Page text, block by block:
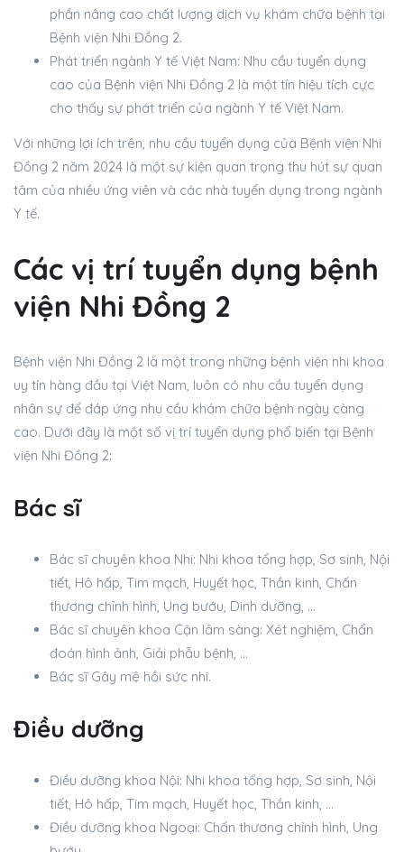
phần nâng cao chất lượng dịch vụ khám chữa bệnh tại
Bệnh viện Nhi Đồng 2.
Phát triển ngành Y tế Việt Nam: Nhu cầu tuyển dụng
cao của Bệnh viện Nhi Đồng 2 là một tín hiệu tích cực
cho thấy sự phát triển của ngành Y tế Việt Nam.
Với những lợi ích trên, nhu cầu tuyển dụng của Bệnh viện Nhi
Đồng 2 năm 2024 là một sự kiện quan trọng thu hút sự quan
tâm của nhiều ứng viên và các nhà tuyển dụng trong ngành
Y tế.
Các vị trí tuyển dụng bệnh
viện Nhi Đồng 2
Bệnh viện Nhi Đồng 2 là một trong những bệnh viện nhi khoa
uy tín hàng đầu tại Việt Nam, luôn có nhu cầu tuyển dụng
nhân sự để đáp ứng nhu cầu khám chữa bệnh ngày càng
cao. Dưới đây là một số vị trí tuyển dụng phổ biến tại Bệnh
viện Nhi Đồng 2:
Bác sĩ
Bác sĩ chuyên khoa Nhi: Nhi khoa tổng hợp, Sơ sinh, Nội
tiết, Hô hấp, Tim mạch, Huyết học, Thần kinh, Chấn
thương chỉnh hình, Ung bướu, Dinh dưỡng, …
Bác sĩ chuyên khoa Cận lâm sàng: Xét nghiệm, Chẩn
đoán hình ảnh, Giải phẫu bệnh, …
Bác sĩ Gây mê hồi sức nhi.
Điều dưỡng
Điều dưỡng khoa Nội: Nhi khoa tổng hợp, Sơ sinh, Nội
tiết, Hô hấp, Tim mạch, Huyết học, Thần kinh, …
Điều dưỡng khoa Ngoại: Chấn thương chỉnh hình, Ung